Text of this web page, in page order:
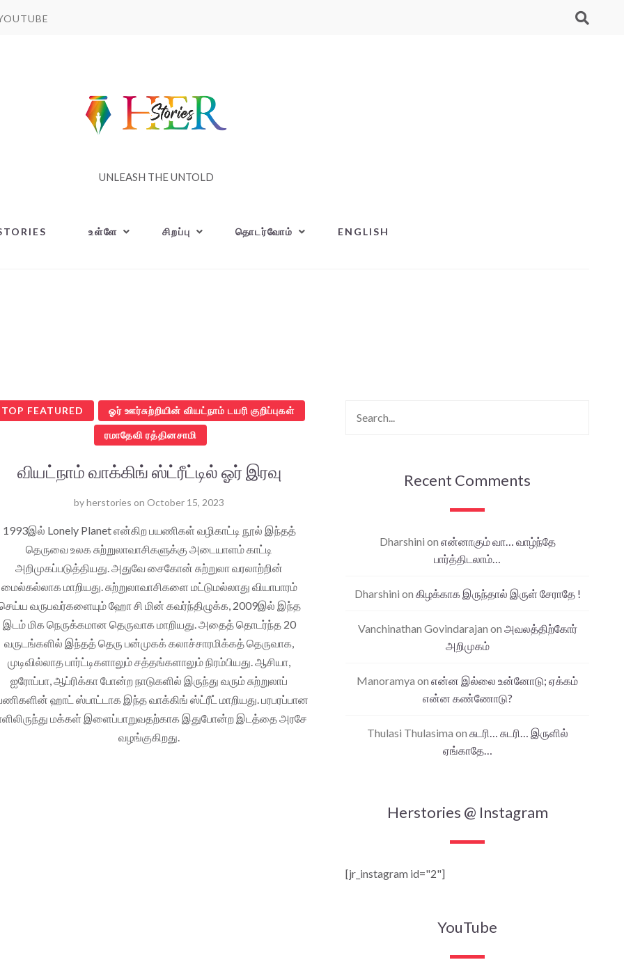
UNLEASH THE UNTOLD
உள்ளே சிறப்பு தொடர்வோம் ENGLISH
TOP FEATURED ஓர் ஊர்சுற்றியின் வியட்நாம் டயரி குறிப்புகள்
ரமாதேவி ரத்தினசாமி
வியட்நாம் வாக்கிங் ஸ்ட்ரீட்டில் ஓர் இரவு
byherstories on October 15, 2023
1993இல் Lonely Planet என்கிற பயணிகள் வழிகாட்டி நூல் இந்தத்
தெருவை உலக சுற்றுலாவாசிகளுக்கு அடையாளம் காட்டி
அறிமுகப்படுத்தியது. அதுவே சைகோன் சுற்றுலா வரலாற்றின்
மைல்கல்லாக மாறியது. சுற்றுலாவாசிகளை மட்டுமல்லாது வியாபாரம்
வருபவர்களையும் ஹோ சி மின் கவர்ந்திழுக்க, 2009இல் இந்த
இடம் மிக நெருக்கமான தெருவாக மாறியது. அதைத் தொடர்ந்த 20
வருடங்களில் இந்தத் தெரு பன்முகக் கலாச்சாரமிக்கத் தெருவாக,
முடிவில்லாத பார்ட்டிகளாலும் சத்தங்களாலும் நிரம்பியது. ஆசியா,
ஐரோப்பா, ஆப்ரிக்கா போன்ற நாடுகளில் இருந்து வரும் சுற்றுலாப்
ஹாட் ஸ்பாட்டாக இந்த வாக்கிங் ஸ்ட்ரீட் மாறியது. பரபரப்பான
மக்கள் இளைப்பாறுவதற்காக இதுபோன்ற இடத்தை அரசே
வழங்குகிறது.
Recent Comments
Dharshini on என்னாகும் வா… வாழ்ந்தே
பார்த்திடலாம்…
Dharshini on கிழக்காக இருந்தால் இருள் சேராதே !
Vanchinathan Govindarajan on அவலத்திற்கோர்
அறிமுகம்
Manoramya on என்ன இல்லை உன்னோடு; ஏக்கம்
என்ன கண்ணோடு?
Thulasi Thulasima on சுடரி… சுடரி… இருளில்
ஏங்காதே…
Herstories @ Instagram
[jr_instagram id="2"]
YouTube